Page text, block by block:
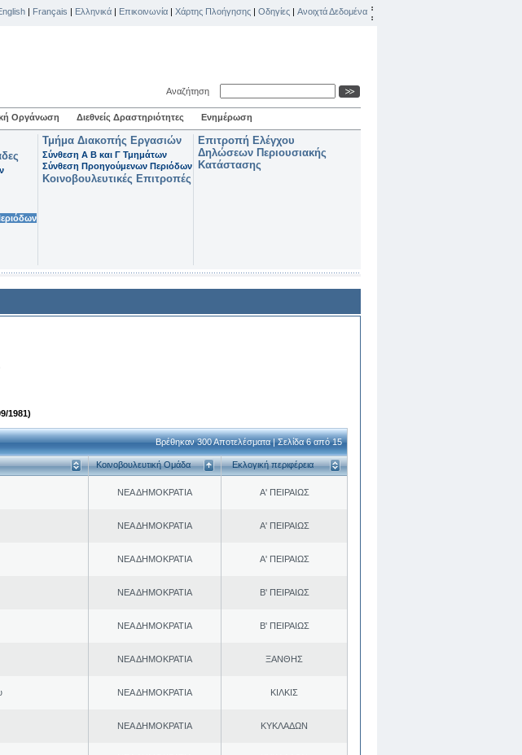
| Français | Ελληνικά | Επικοινωνία | Χάρτης Πλοήγησης | Οδηγίες | Ανοιχτά Δεδομένα
Αναζήτηση
Οργάνωση Διεθνείς Δραστηριότητες Ενημέρωση
Τμήμα Διακοπής Εργασιών
Σύνθεση Α Β και Γ Τμημάτων
Σύνθεση Προηγούμενων Περιόδων
Κοινοβουλευτικές Επιτροπές
Επιτροπή Ελέγχου
Δηλώσεων Περιουσιακής
Κατάστασης
1981)
Βρέθηκαν 300 Αποτελέσματα | Σελίδα 6 από 15
Κοινοβουλευτική Ομάδα Εκλογική περιφέρεια
ΝΕΑ ΔΗΜΟΚΡΑΤΙΑ Α' ΠΕΙΡΑΙΩΣ
ΝΕΑ ΔΗΜΟΚΡΑΤΙΑ Α' ΠΕΙΡΑΙΩΣ
ΝΕΑ ΔΗΜΟΚΡΑΤΙΑ Α' ΠΕΙΡΑΙΩΣ
ΝΕΑ ΔΗΜΟΚΡΑΤΙΑ Β' ΠΕΙΡΑΙΩΣ
ΝΕΑ ΔΗΜΟΚΡΑΤΙΑ Β' ΠΕΙΡΑΙΩΣ
ΝΕΑ ΔΗΜΟΚΡΑΤΙΑ ΞΑΝΘΗΣ
ΝΕΑ ΔΗΜΟΚΡΑΤΙΑ ΚΙΛΚΙΣ
ΝΕΑ ΔΗΜΟΚΡΑΤΙΑ ΚΥΚΛΑΔΩΝ